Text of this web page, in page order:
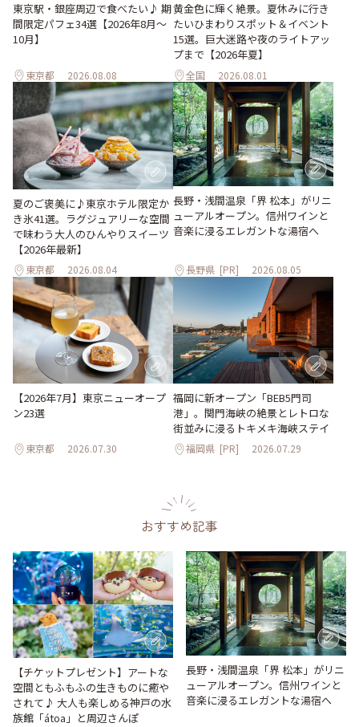
東京駅・銀座周辺で食べたい♪ 期
間限定パフェ34選【2026年8月～
10月】
東京都 2026.08.08
黄金色に輝く絶景。夏休みに行き
たいひまわりスポット＆イベント
15選。巨大迷路や夜のライトアッ
プまで【2026年夏】
全国 2026.08.01
夏のご褒美に♪東京ホテル限定か
き氷41選。ラグジュアリーな空間
で味わう大人のひんやりスイーツ
【2026年最新】
東京都 2026.08.04
長野・浅間温泉「界 松本」がリニ
ューアルオープン。信州ワインと
音楽に浸るエレガントな湯宿へ
長野県 [PR] 2026.08.05
【2026年7月】東京ニューオープ
ン23選
東京都 2026.07.30
福岡に新オープン「BEB5門司
港」。関門海峡の絶景とレトロな
街並みに浸るトキメキ海峡ステイ
福岡県 [PR] 2026.07.29
おすすめ記事
【チケットプレゼント】アートな
空間ともふもふの生きものに癒や
されて♪ 大人も楽しめる神戸の水
族館「átoa」と周辺さんぽ
長野・浅間温泉「界 松本」がリニ
ューアルオープン。信州ワインと
音楽に浸るエレガントな湯宿へ